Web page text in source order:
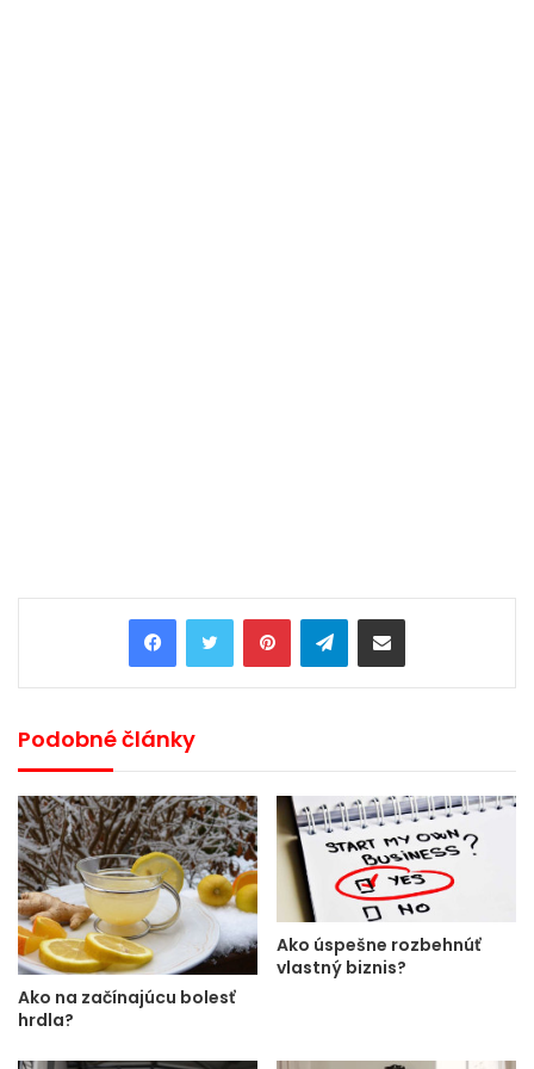
PinterestTelegramShare via Email
Podobné články
Ako na začínajúcu bolesť
hrdla?
Ako úspešne rozbehnúť
vlastný biznis?